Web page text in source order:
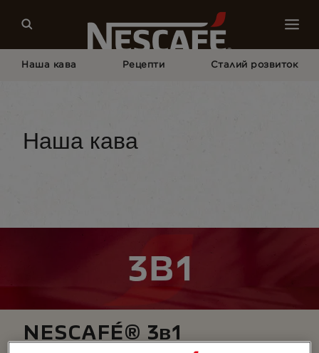
Наша кава Рецепти Сталий розвиток
Наша кава
NESCAFÉ® 3в1